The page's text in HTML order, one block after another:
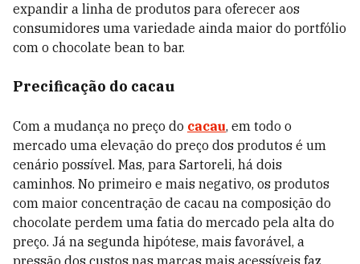
expandir a linha de produtos para oferecer aos
consumidores uma variedade ainda maior do portfólio
com o chocolate bean to bar.
Precificação do cacau
Com a mudança no preço do cacau, em todo o
mercado uma elevação do preço dos produtos é um
cenário possível. Mas, para Sartoreli, há dois
caminhos. No primeiro e mais negativo, os produtos
com maior concentração de cacau na composição do
chocolate perdem uma fatia do mercado pela alta do
preço. Já na segunda hipótese, mais favorável, a
pressão dos custos nas marcas mais acessíveis faz